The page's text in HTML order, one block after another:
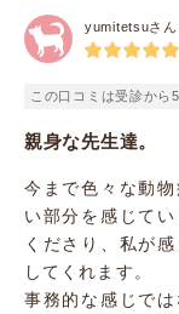
yumitetsuさん
この口コミは受診から
親身な先生達。
今まで色々な動
い部分を感じて
くださり、私が
してくれます。
事務的な感じで